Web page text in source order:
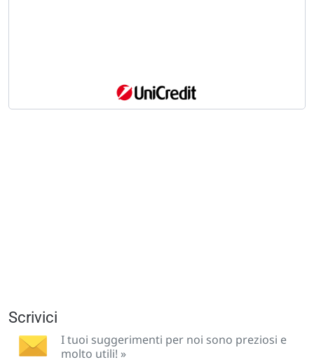
Scrivici
I tuoi suggerimenti per noi sono preziosi e
molto utili! »